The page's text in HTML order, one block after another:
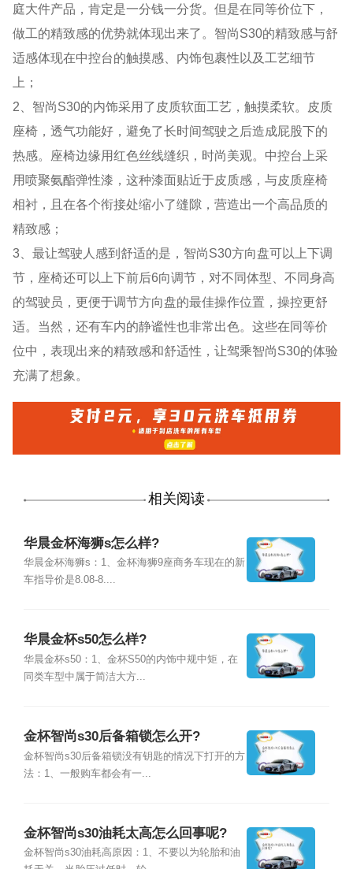
庭大件产品，肯定是一分钱一分货。但是在同等价位下，
做工的精致感的优势就体现出来了。智尚S30的精致感与舒
适感体现在中控台的触摸感、内饰包裹性以及工艺细节
上；
2、智尚S30的内饰采用了皮质软面工艺，触摸柔软。皮质
座椅，透气功能好，避免了长时间驾驶之后造成屁股下的
热感。座椅边缘用红色丝线缝织，时尚美观。中控台上采
用喷聚氨酯弹性漆，这种漆面贴近于皮质感，与皮质座椅
相衬，且在各个衔接处缩小了缝隙，营造出一个高品质的
精致感；
3、最让驾驶人感到舒适的是，智尚S30方向盘可以上下调
节，座椅还可以上下前后6向调节，对不同体型、不同身高
的驾驶员，更便于调节方向盘的最佳操作位置，操控更舒
适。当然，还有车内的静谧性也非常出色。这些在同等价
位中，表现出来的精致感和舒适性，让驾乘智尚S30的体验
充满了想象。
相关阅读
华晨金杯海狮s怎么样?
华晨金杯海狮s：1、金杯海狮9座商务车现在的新
车指导价是8.08-8....
华晨金杯s50怎么样?
华晨金杯s50：1、金杯S50的内饰中规中矩，在
同类车型中属于简洁大方...
金杯智尚s30后备箱锁怎么开?
金杯智尚s30后备箱锁没有钥匙的情况下打开的方
法：1、一般购车都会有一...
金杯智尚s30油耗太高怎么回事呢?
金杯智尚s30油耗高原因：1、不要以为轮胎和油